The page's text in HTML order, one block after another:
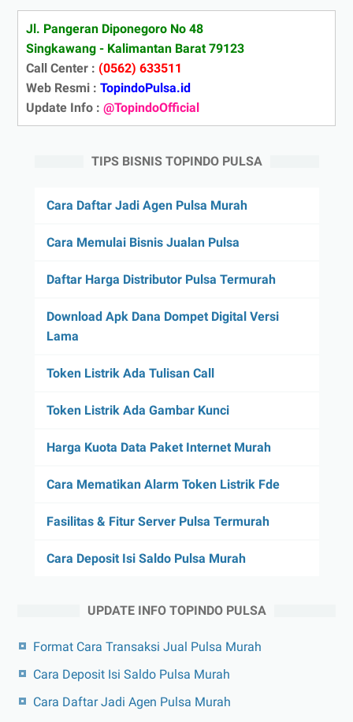
Jl. Pangeran Diponegoro No 48
Singkawang - Kalimantan Barat 79123
Call Center : (0562) 633511
Web Resmi : TopindoPulsa.id
Update Info : @TopindoOfficial
TIPS BISNIS TOPINDO PULSA
Cara Daftar Jadi Agen Pulsa Murah
Cara Memulai Bisnis Jualan Pulsa
Daftar Harga Distributor Pulsa Termurah
Download Apk Dana Dompet Digital Versi
Lama
Token Listrik Ada Tulisan Call
Token Listrik Ada Gambar Kunci
Harga Kuota Data Paket Internet Murah
Cara Mematikan Alarm Token Listrik Fde
Fasilitas & Fitur Server Pulsa Termurah
Cara Deposit Isi Saldo Pulsa Murah
UPDATE INFO TOPINDO PULSA
Format Cara Transaksi Jual Pulsa Murah
Cara Deposit Isi Saldo Pulsa Murah
Cara Daftar Jadi Agen Pulsa Murah